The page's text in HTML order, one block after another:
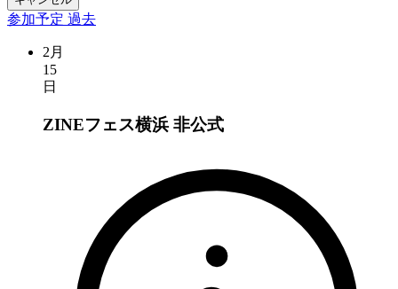
参加予定 過去
2月
15
日
ZINEフェス横浜 非公式